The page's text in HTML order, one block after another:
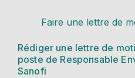
Faire une lettre de
Rédiger une lettre de
poste de Responsable
Sanofi